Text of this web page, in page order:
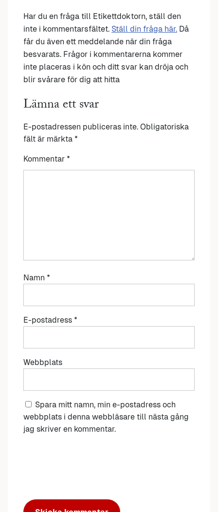
Har du en fråga till Etikettdoktorn, ställ den
inte i kommentarsfältet. Ställ din fråga här. Då
får du även ett meddelande när din fråga
besvarats. Frågor i kommentarerna kommer
inte placeras i kön och ditt svar kan dröja och
blir svårare för dig att hitta
Lämna ett svar
E-postadressen publiceras inte. Obligatoriska
fält är märkta *
Kommentar *
Namn *
E-postadress *
Webbplats
Spara mitt namn, min e-postadress och
webbplats i denna webbläsare till nästa gång
jag skriver en kommentar.